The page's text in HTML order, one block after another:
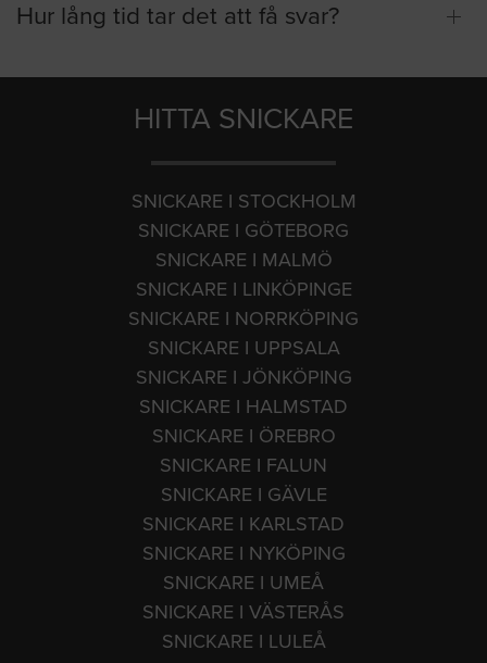
Hur lång tid tar det att få svar?
HITTA SNICKARE
SNICKARE I STOCKHOLM
SNICKARE I GÖTEBORG
SNICKARE I MALMÖ
SNICKARE I LINKÖPINGE
SNICKARE I NORRKÖPING
SNICKARE I UPPSALA
SNICKARE I JÖNKÖPING
SNICKARE I HALMSTAD
SNICKARE I ÖREBRO
SNICKARE I FALUN
SNICKARE I GÄVLE
SNICKARE I KARLSTAD
SNICKARE I NYKÖPING
SNICKARE I UMEÅ
SNICKARE I VÄSTERÅS
SNICKARE I LULEÅ